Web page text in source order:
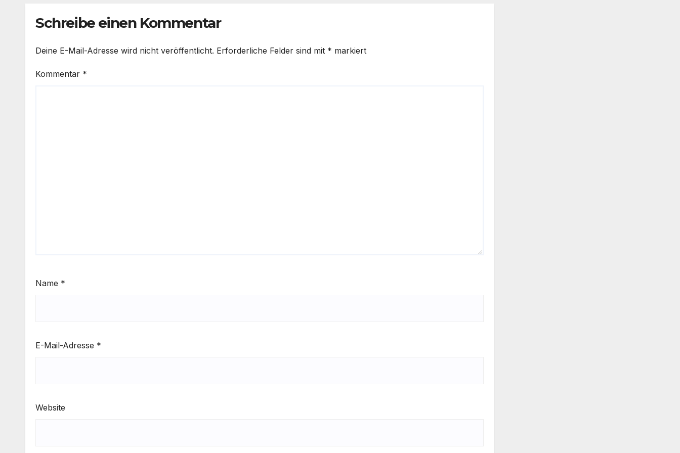
Schreibe einen Kommentar
Deine E-Mail-Adresse wird nicht veröffentlicht. Erforderliche Felder sind mit * markiert
Kommentar *
Name *
E-Mail-Adresse *
Website